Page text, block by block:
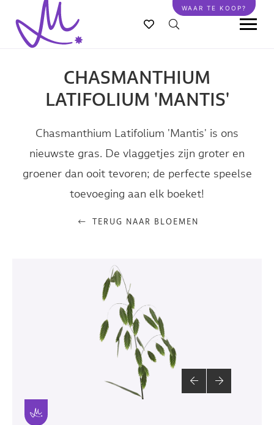
Overslaan
naar
WAAR TE KOOP?
CHASMANTHIUM
LATIFOLIUM 'MANTIS'
Chasmanthium Latifolium 'Mantis' is ons
nieuwste gras. De vlaggetjes zijn groter en
groener dan ooit tevoren; de perfecte speelse
toevoeging aan elk boeket!
TERUG NAAR BLOEMEN